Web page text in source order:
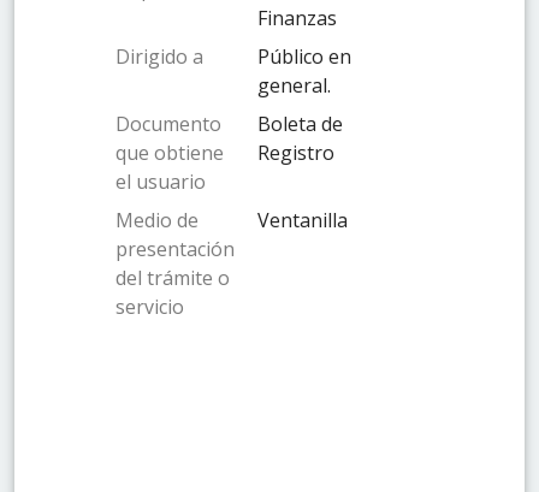
Finanzas
Dirigido a
Público en
general.
Documento
que obtiene
el usuario
Boleta de
Registro
Medio de
presentación
del trámite o
servicio
Ventanilla